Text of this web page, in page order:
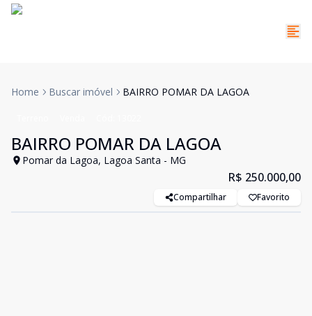
Home Buscar imóvel BAIRRO POMAR DA LAGOA
BAIRRO POMAR DA LAGOA
Pomar da Lagoa, Lagoa Santa - MG
R$ 250.000,00
Compartilhar Favorito